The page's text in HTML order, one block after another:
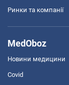
Ринки та компанії
MedOboz
Новини медицини
Covid